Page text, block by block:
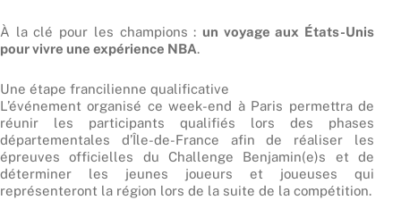
À la clé pour les champions : un voyage aux États-Unis
pour vivre une expérience NBA.
Une étape francilienne qualificative
L’événement organisé ce week-end à Paris permettra de
réunir les participants qualifiés lors des phases
départementales d’Île-de-France afin de réaliser les
épreuves officielles du Challenge Benjamin(e)s et de
déterminer les jeunes joueurs et joueuses qui
représenteront la région lors de la suite de la compétition.